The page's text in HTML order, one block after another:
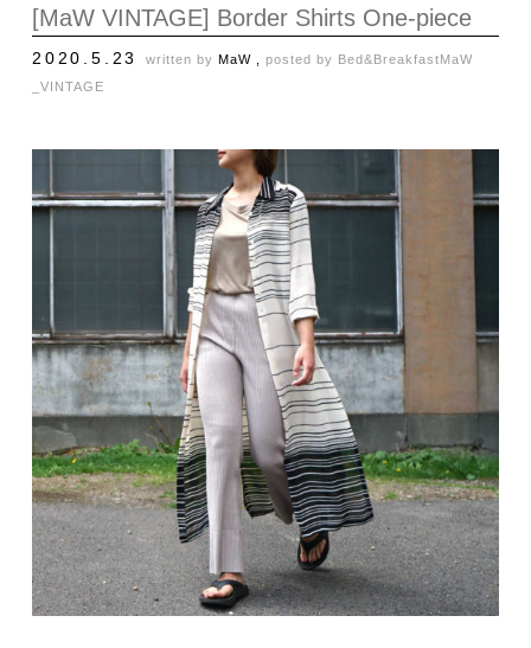
[MaW VINTAGE] Border Shirts One-piece
2020.5.23 written by MaW , posted by Bed&Breakfast MaW
_VINTAGE